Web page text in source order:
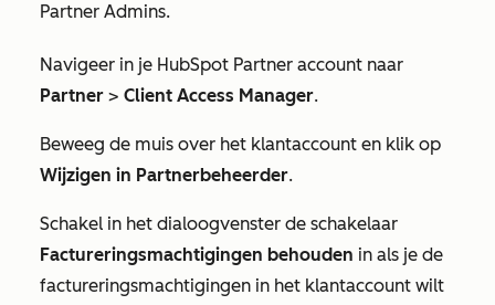
Partner Admins.
Navigeer in je HubSpot Partner account naar
Partner > Client Access Manager.
Beweeg de muis over het klantaccount en klik op
Wijzigen in Partnerbeheerder.
Schakel in het dialoogvenster de schakelaar
Factureringsmachtigingen behouden in als je de
factureringsmachtigingen in het klantaccount wilt